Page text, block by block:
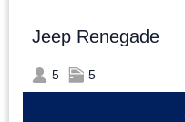
Jeep Renegade
5 5